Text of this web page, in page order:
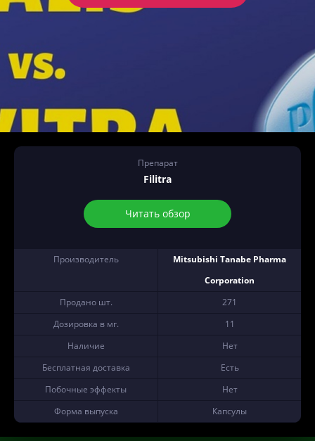
Препарат
Filitra
Читать обзор
Производитель
Mitsubishi Tanabe Pharma
Corporation
Продано шт.
271
Дозировка в мг.
11
Наличие
Нет
Бесплатная доставка
Есть
Побочные эффекты
Нет
Форма выпуска
Капсулы